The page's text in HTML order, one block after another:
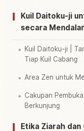
Kuil Daitoku-ji
secara
Kuil Daitoku-ji |
Tiap Kuil Cabang
Area Zen untuk
Cakupan
Berkunjung
Etika Ziarah